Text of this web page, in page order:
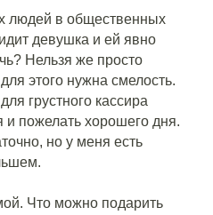
людей в общественных
девушка и ей явно
Нельзя же просто
этого нужна смелость.
грустного кассира
пожелать хорошего дня.
но у меня есть
Что можно подарить